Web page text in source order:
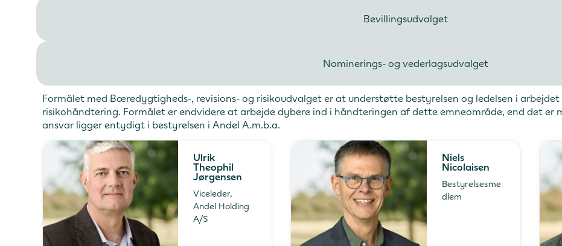
Bevillingsudvalget
Nominerings- og vederlagsudvalget
Formålet med Bæredygtigheds-, revisions- og risikoudvalget er at understøtte bestyrelsen og ledelsen i
risikohåndtering. Formålet er endvidere at arbejde dybere ind i håndteringen af dette emneområde, end det er
ansvar ligger entydigt i bestyrelsen i Andel A.m.b.a.
Ulrik
Theophil
Jørgensen
Viceleder,
Andel Holding
A/S
Niels
Nicolaisen
Bestyrelsesme
dlem